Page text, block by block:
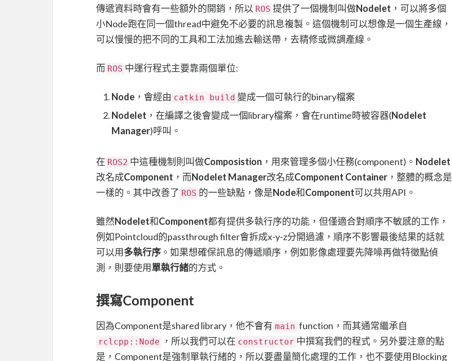
傳遞資料時會有一些額外的開銷，所以 ROS 提供了一個機制叫做Nodelet ，可以將多個
小Node跑在同一個thread中避免不必要的訊息複製。這個機制可以想像是一個生產線，
可以慢慢的把不同的工具和工法加進去輸送帶，去精修或微調產線。
而 ROS 中運行程式主要靠兩個單位:
Node ，會經由 catkin build 變成一個可執行的binary檔案
Nodelet ，在編譯之後會變成一個library檔案，會在runtime時被容器(Nodelet
Manager)呼叫。
在 ROS2 中這種機制則叫做Composistion ，用來管理多個小任務(component)。 Nodelet
改名成Component ，而Nodelet Manager改名成Component Container ，整體的概念是
一樣的。其中改善了 ROS 的一些缺點，像是Node和Component可以共用API。
雖然Nodelet和Component都有提供多執行序的功能，但僅適合對順序不敏感的工作，
例如Pointcloud的passthrough filter會拆成x-y-z分開過濾，順序不影響最後結果的話就
可以用多執行序 。如果想確保訊息的傳遞順序，例如影像處理要先降噪再做特徵點偵
測，則要使用單執行緒的方式。
撰寫Component
因為Component是shared library，他不會有 main function，而其通常繼承自
rclcpp::Node ，所以我們可以在 constructor 中撰寫我們的程式。另外要注意的點
是，Component是強制單執行緒的，所以要盡量簡化處理的工作，也不要使用Blocking